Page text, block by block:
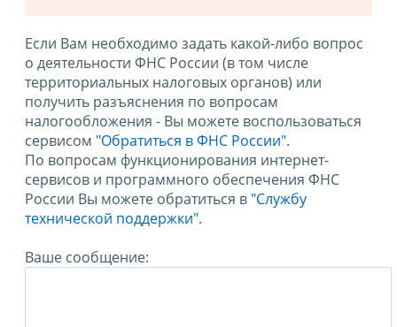
Если Вам необходимо задать какой-либо вопрос
о деятельности ФНС России (в том числе
территориальных налоговых органов) или
получить разъяснения по вопросам
налогообложения - Вы можете воспользоваться
сервисом "Обратиться в ФНС России".
По вопросам функционирования интернет-
сервисов и программного обеспечения ФНС
России Вы можете обратиться в "Службу
технической поддержки".
Ваше сообщение: